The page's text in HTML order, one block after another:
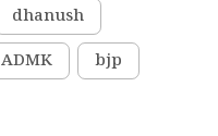
dhanush
ADMK bjp